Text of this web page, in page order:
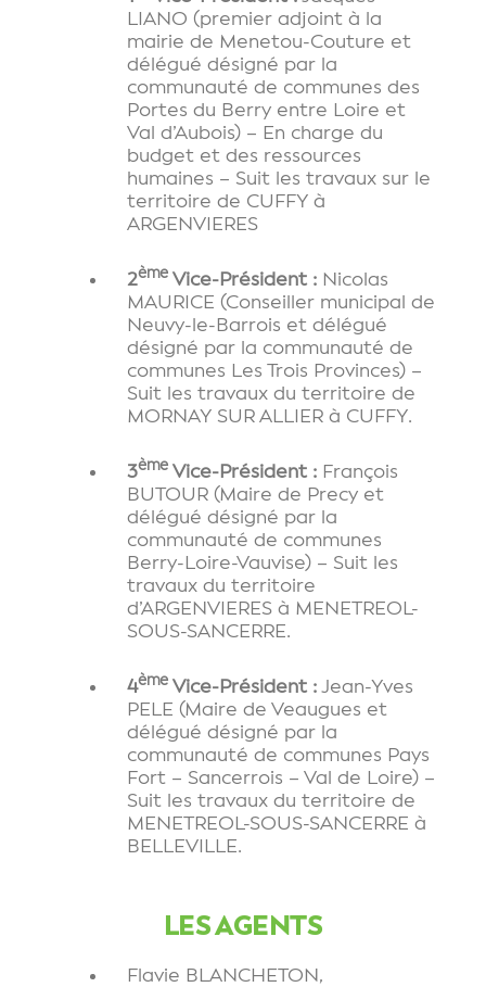
LIANO (premier adjoint à la
mairie de Menetou-Couture et
délégué désigné par la
communauté de communes des
Portes du Berry entre Loire et
Val d’Aubois) – En charge du
budget et des ressources
humaines – Suit les travaux sur le
territoire de CUFFY à
ARGENVIERES
2èmeVice-Président :Nicolas
MAURICE (Conseiller municipal de
Neuvy-le-Barrois et délégué
désigné par la communauté de
communes Les Trois Provinces) –
Suit les travaux du territoire de
MORNAY SUR ALLIER à CUFFY.
3èmeVice-Président :François
BUTOUR (Maire de Precy et
délégué désigné par la
communauté de communes
Berry-Loire-Vauvise) – Suit les
travaux du territoire
d’ARGENVIERES à MENETREOL-
SOUS-SANCERRE.
4èmeVice-Président :Jean-Yves
PELE (Maire de Veaugues et
délégué désigné par la
communauté de communes Pays
Fort – Sancerrois – Val de Loire) –
Suit les travaux du territoire de
MENETREOL-SOUS-SANCERRE à
BELLEVILLE.
LES AGENTS
Flavie BLANCHETON,